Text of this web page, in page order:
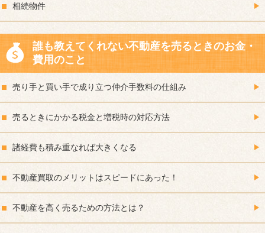
相続物件
誰も教えてくれない不動産を売るときのお金・
費用のこと
売り手と買い手で成り立つ仲介手数料の仕組み
売るときにかかる税金と増税時の対応方法
諸経費も積み重なれば大きくなる
不動産買取のメリットはスピードにあった！
不動産を高く売るための方法とは？